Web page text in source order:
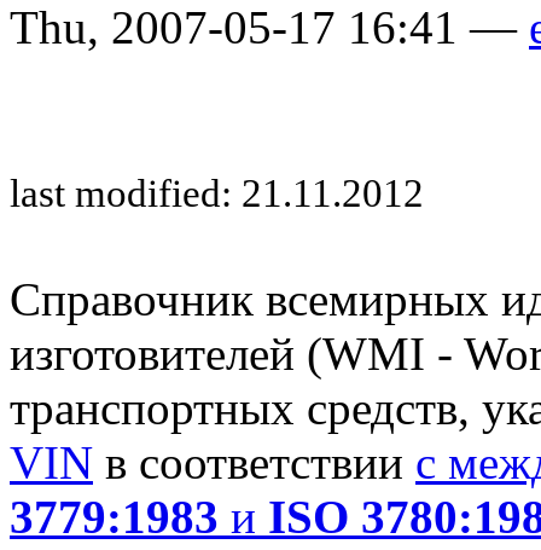
Thu, 2007-05-17 16:41 —
last modified: 21.11.2012
Справочник всемирных
изготовителей (WMI -
транспортных средств,
VIN в соответствии с
3779:1983 и ISO